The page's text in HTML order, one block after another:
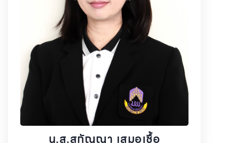
น.ส.สุกัญญา เสมอเชื้อ